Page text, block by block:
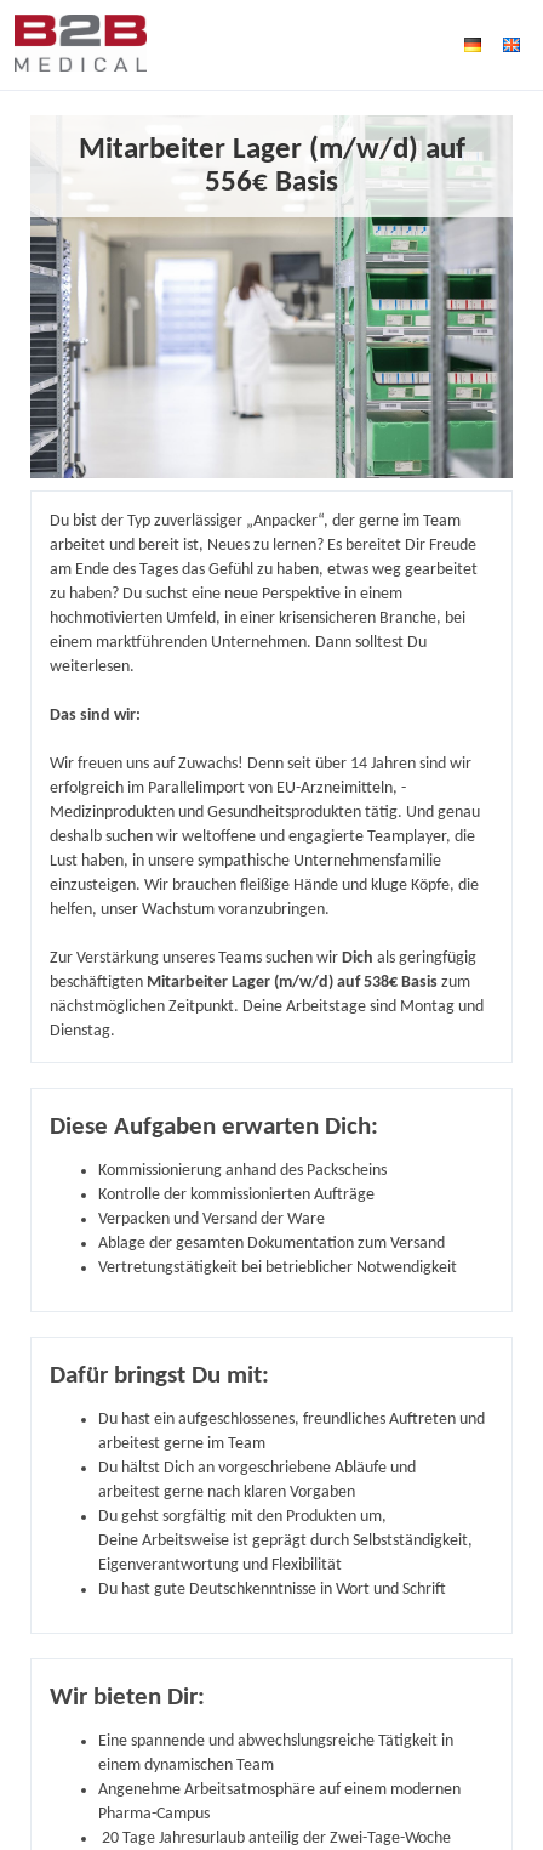
Mitarbeiter Lager (m/w/d) auf
556€ Basis
Du bist der Typ zuverlässiger „Anpacker“, der gerne im Team
arbeitet und bereit ist, Neues zu lernen? Es bereitet Dir Freude
am Ende des Tages das Gefühl zu haben, etwas weg gearbeitet
zu haben? Du suchst eine neue Perspektive in einem
hochmotivierten Umfeld, in einer krisensicheren Branche, bei
einem marktführenden Unternehmen. Dann solltest Du
weiterlesen.
Das sind wir:
Wir freuen uns auf Zuwachs! Denn seit über 14 Jahren sind wir
erfolgreich im Parallelimport von EU-Arzneimitteln, -
Medizinprodukten und Gesundheitsprodukten tätig. Und genau
deshalb suchen wir weltoffene und engagierte Teamplayer, die
Lust haben, in unsere sympathische Unternehmensfamilie
einzusteigen. Wir brauchen fleißige Hände und kluge Köpfe, die
helfen, unser Wachstum voranzubringen.
Zur Verstärkung unseres Teams suchen wir Dich als geringfügig
beschäftigten Mitarbeiter Lager (m/w/d) auf 538€ Basis zum
nächstmöglichen Zeitpunkt. Deine Arbeitstage sind Montag und
Dienstag.
Diese Aufgaben erwarten Dich:
Kommissionierung anhand des Packscheins
Kontrolle der kommissionierten Aufträge
Verpacken und Versand der Ware
Ablage der gesamten Dokumentation zum Versand
Vertretungstätigkeit bei betrieblicher Notwendigkeit
Dafür bringst Du mit:
Du hast ein aufgeschlossenes, freundliches Auftreten und
arbeitest gerne im Team
Du hältst Dich an vorgeschriebene Abläufe und
arbeitest gerne nach klaren Vorgaben
Du gehst sorgfältig mit den Produkten um,
Deine Arbeitsweise ist geprägt durch Selbstständigkeit,
Eigenverantwortung und Flexibilität
Du hast gute Deutschkenntnisse in Wort und Schrift
Wir bieten Dir:
Eine spannende und abwechslungsreiche Tätigkeit in
einem dynamischen Team
Angenehme Arbeitsatmosphäre auf einem modernen
Pharma-Campus
20 Tage Jahresurlaub anteilig der Zwei-Tage-Woche